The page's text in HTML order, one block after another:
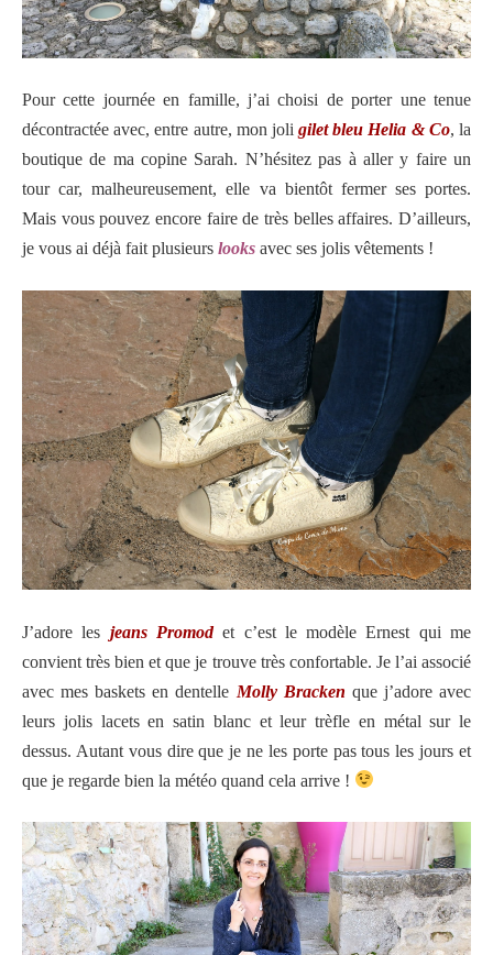
Pour cette journée en famille, j’ai choisi de porter une tenue
décontractée avec, entre autre, mon joligilet bleu Helia & Co, la
boutique de ma copine Sarah. N’hésitez pas à aller y faire un
tour car, malheureusement, elle va bientôt fermer ses portes.
Mais vous pouvez encore faire de très belles affaires. D’ailleurs,
je vous ai déjà fait plusieurs looks avec ses jolis vêtements !
J’adore les jeans Promodet c’est le modèle Ernest qui me
convient très bien et que je trouve très confortable. Je l’ai associé
avec mes baskets en dentelle Molly Bracken que j’adore avec
leurs jolis lacets en satin blanc et leur trèfle en métal sur le
dessus. Autant vous dire que je ne les porte pas tous les jours et
que je regarde bien la météo quand cela arrive !